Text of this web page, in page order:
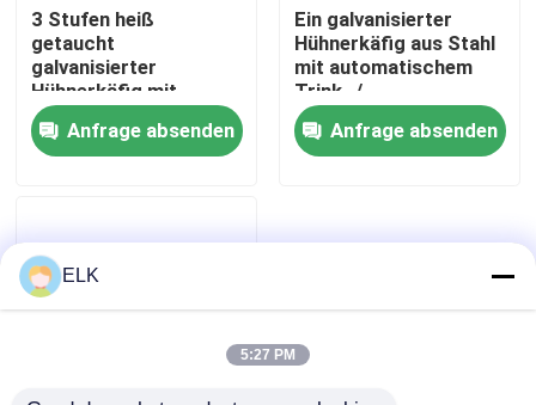
Qualitätskontrolle
Kontakt mit uns
Rechtssachen
Bitte um ein Angebot
3 Stufen heiß
getaucht
galvanisierter
Hühnerkäfig mit
automatischem Futter
Anfrage absenden
Ein galvanisierter
Hühnerkäfig aus Stahl
mit automatischem
Trink- /
Anfrage absenden
ELK
5:27 PM